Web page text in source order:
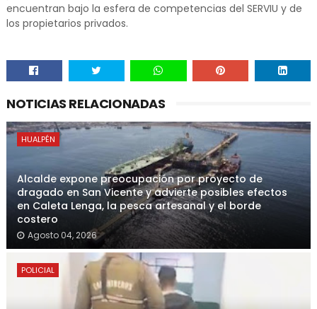
encuentran bajo la esfera de competencias del SERVIU y de
los propietarios privados.
NOTICIAS RELACIONADAS
HUALPÉN
Alcalde expone preocupación por proyecto de
dragado en San Vicente y advierte posibles efectos
en Caleta Lenga, la pesca artesanal y el borde
costero
Agosto 04, 2026
POLICIAL